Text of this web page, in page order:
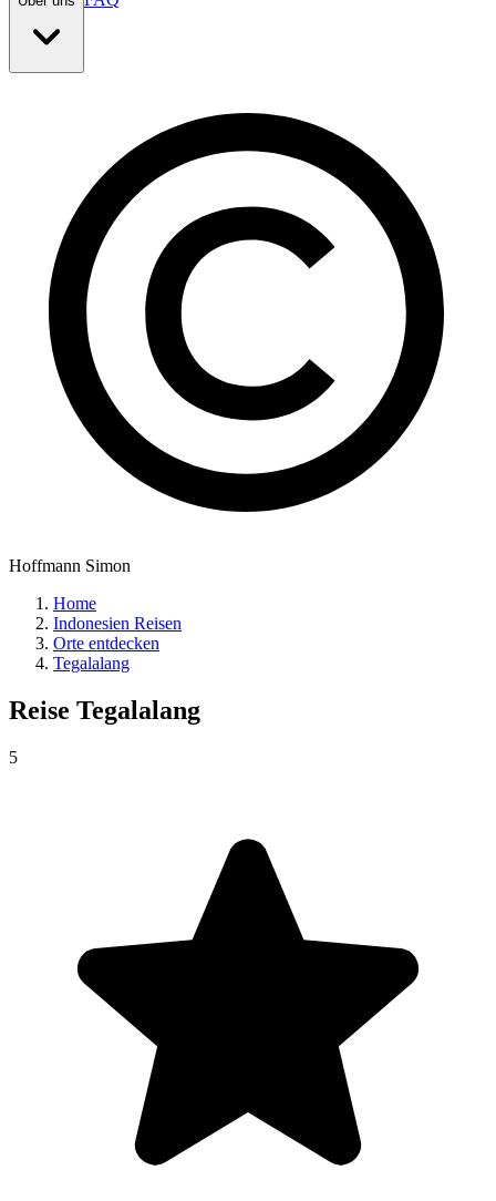
Hoffmann Simon
Home
Indonesien Reisen
Orte entdecken
Tegalalang
Reise Tegalalang
5